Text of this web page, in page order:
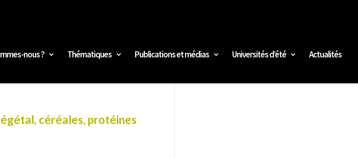
nous ? Thématiques Publications et médias Universités d’été Actualités
céréales, protéines